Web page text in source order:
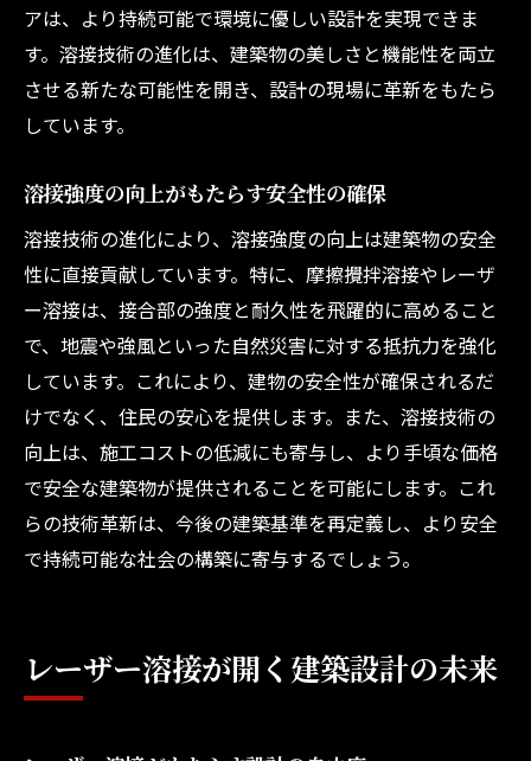
アは、より持続可能で環境に優しい設計を実現できま
す。溶接技術の進化は、建築物の美しさと機能性を両立
させる新たな可能性を開き、設計の現場に革新をもたら
しています。
溶接強度の向上がもたらす安全性の確保
溶接技術の進化により、溶接強度の向上は建築物の安全
性に直接貢献しています。特に、摩擦攪拌溶接やレーザ
ー溶接は、接合部の強度と耐久性を飛躍的に高めること
で、地震や強風といった自然災害に対する抵抗力を強化
しています。これにより、建物の安全性が確保されるだ
けでなく、住民の安心を提供します。また、溶接技術の
向上は、施工コストの低減にも寄与し、より手頃な価格
で安全な建築物が提供されることを可能にします。これ
らの技術革新は、今後の建築基準を再定義し、より安全
で持続可能な社会の構築に寄与するでしょう。
レーザー溶接が開く建築設計の未来